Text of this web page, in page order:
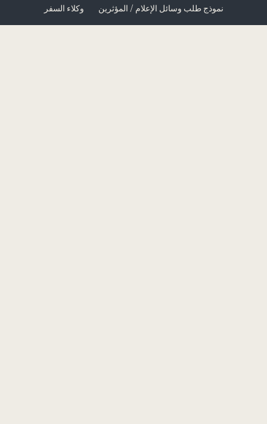
وكلاء السفر
نموذج طلب وسائل الإعلام / المؤثرين